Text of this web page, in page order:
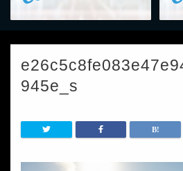
945e_s